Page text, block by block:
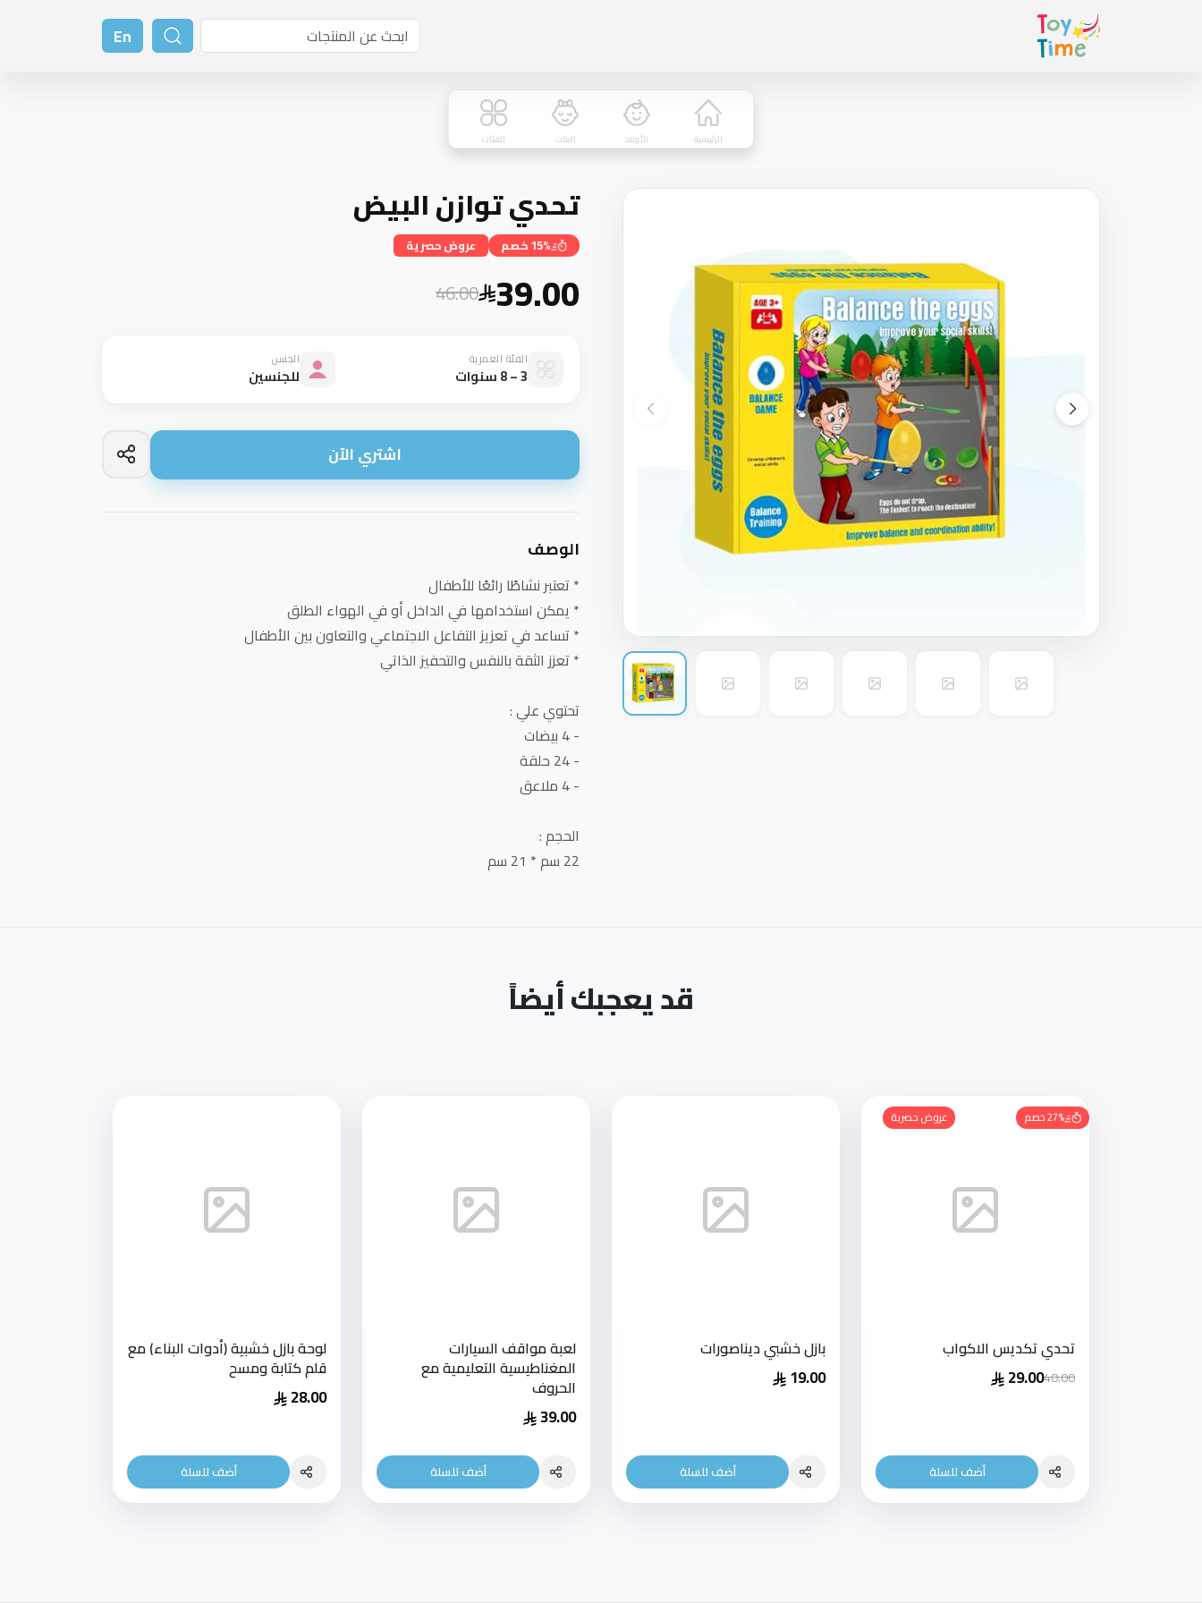
En
الرئيسية الأولاد البنات الفئات
تحدي توازن البيض
15% خصم عروض حصرية
39.00
46.00
الفئة العمرية
3 – 8 سنوات
الجنس
للجنسين
اشتري الآن
الوصف
* تعتبر نشاطًا رائعًا للأطفال
* يمكن استخدامها في الداخل أو في الهواء الطلق
* تساعد في تعزيز التفاعل الاجتماعي والتعاون بين الأطفال
* تعزز الثقة بالنفس والتحفيز الذاتي
تحتوي علي :
- 4 بيضات
- 24 حلقة
- 4 ملاعق
الحجم :
22 سم * 21 سم
قد يعجبك أيضاً
27% خصم عروض حصرية
تحدي تكديس الاكواب
40.00
29.00
أضف للسلة
بازل خشبي ديناصورات
19.00
أضف للسلة
لعبة مواقف السيارات
المغناطيسية التعليمية مع
الحروف
39.00
أضف للسلة
لوحة بازل خشبية (أدوات البناء) مع
قلم كتابة ومسح
28.00
أضف للسلة